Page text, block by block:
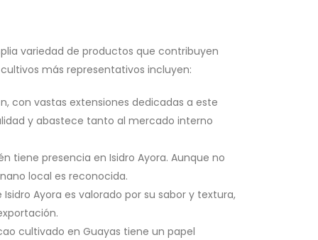
variedad de productos que contribuyen
más representativos incluyen:
con vastas extensiones dedicadas a este
y abastece tanto al mercado interno
tiene presencia en Isidro Ayora. Aunque no
local es reconocida.
Ayora es valorado por su sabor y textura,
cultivado en Guayas tiene un papel